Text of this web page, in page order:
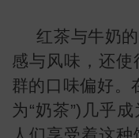
红茶与牛奶
感与风味，还使
群的口味偏好。
为“奶茶”)几乎